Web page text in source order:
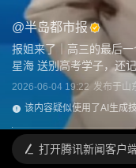
@半岛都市报
报姐来了｜高三的最后
星海 送别高考学子，还
2026-06-04 19:22 发布于 山
该内容疑似使用了AI生成
打开腾讯新闻客户